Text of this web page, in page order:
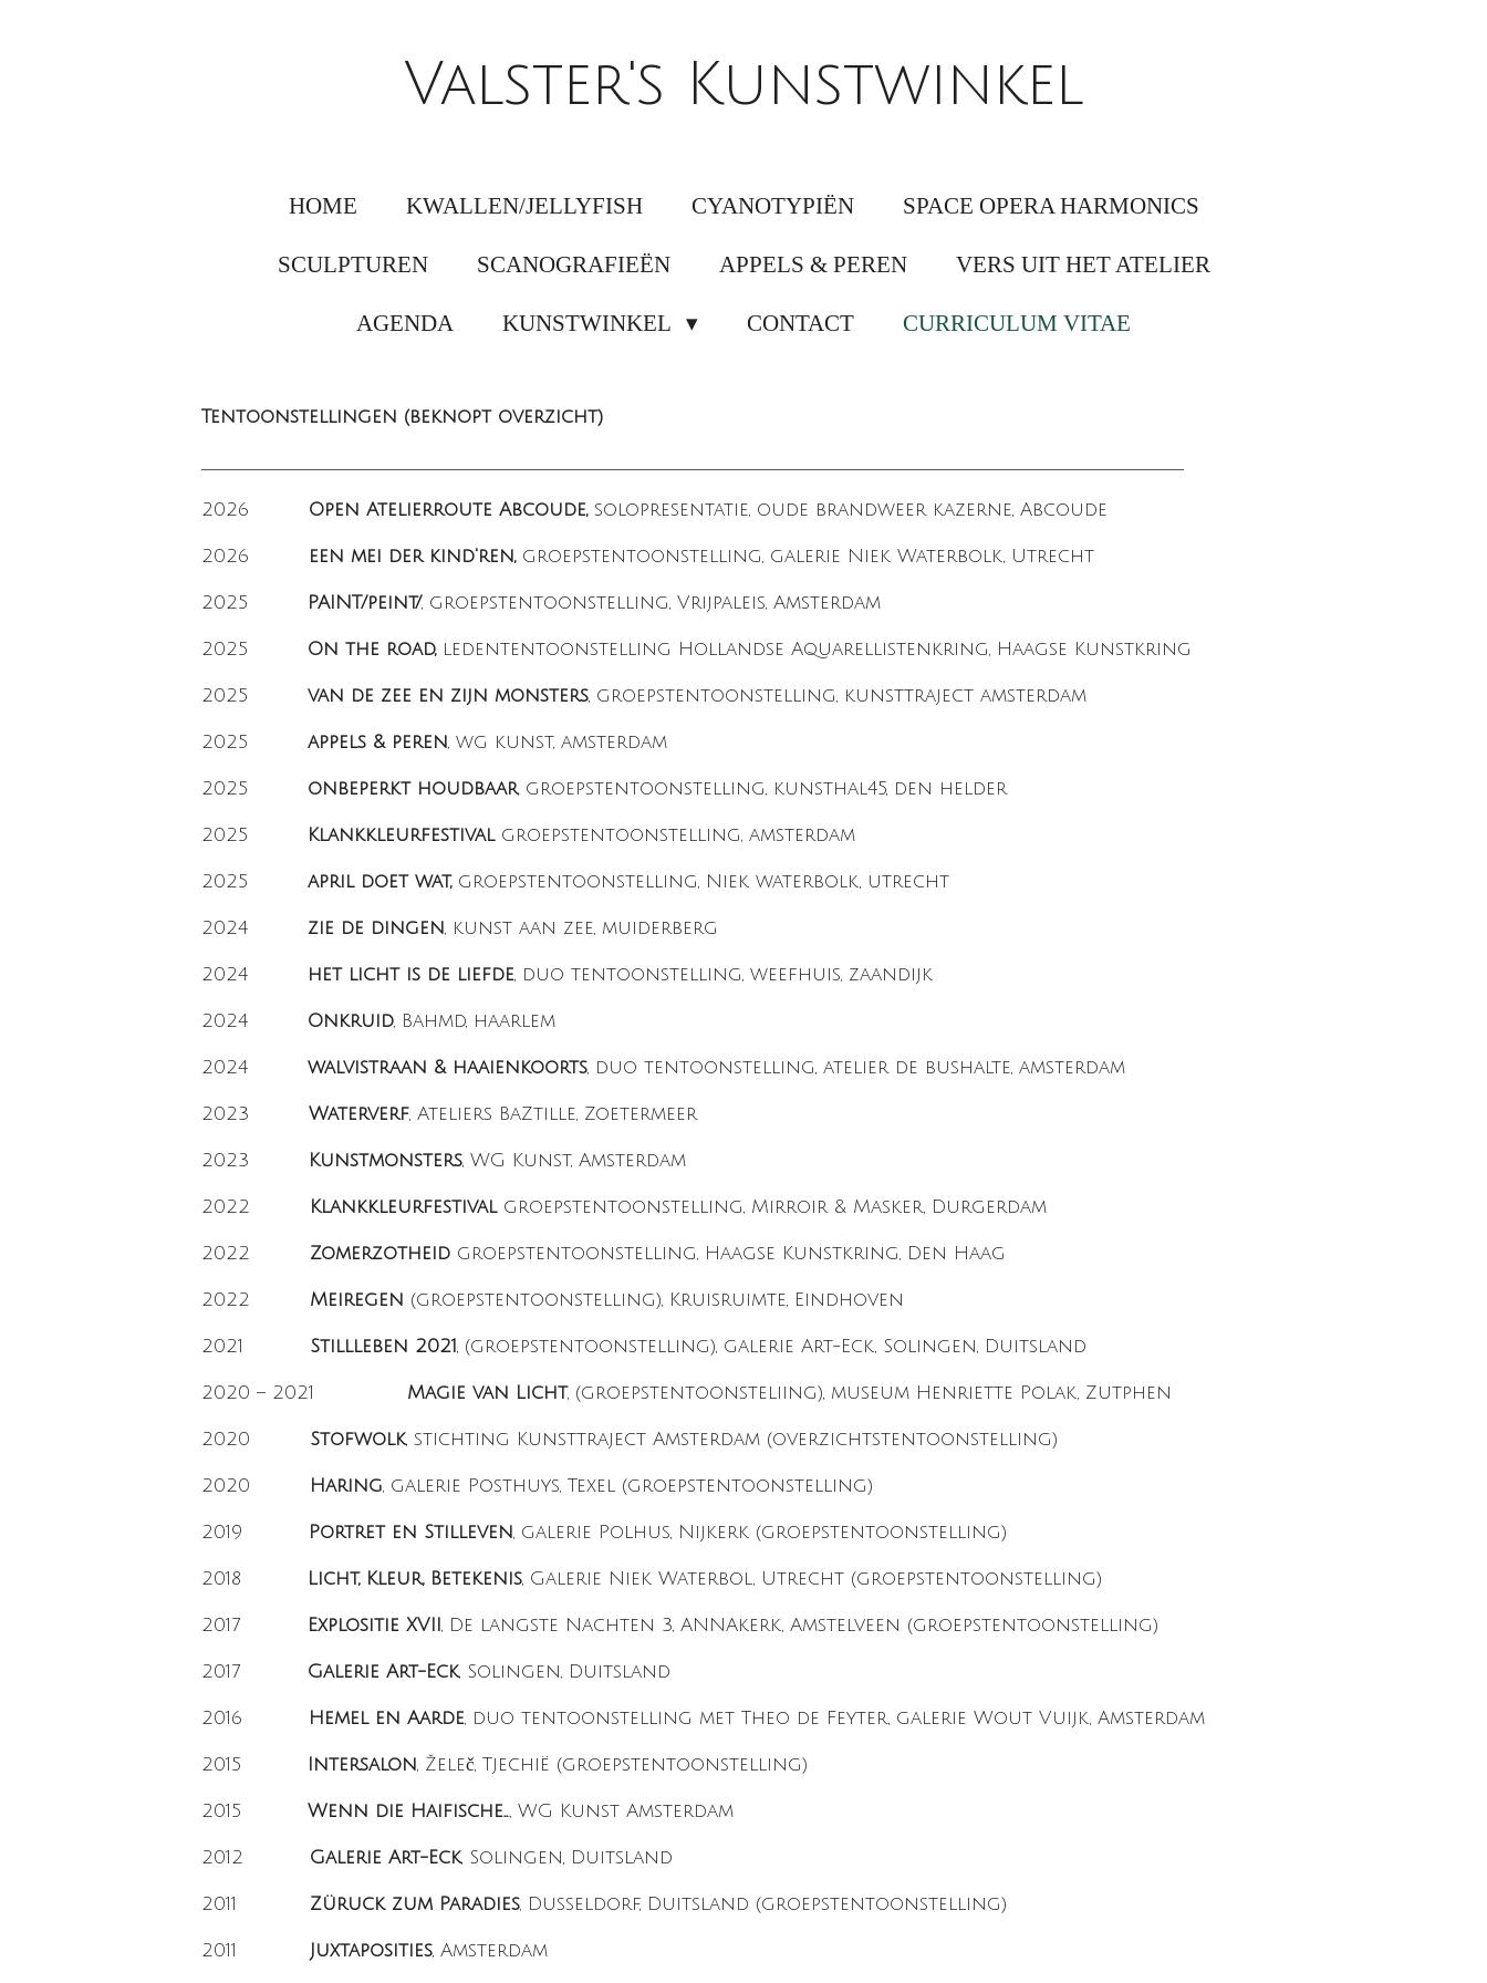
Valster's Kunstwinkel
HOME KWALLEN/JELLYFISH CYANOTYPIËN SPACE OPERA HARMONICS
SCULPTUREN SCANOGRAFIEËN APPELS & PEREN VERS UIT HET ATELIER
AGENDA KUNSTWINKEL CONTACT CURRICULUM VITAE
Tentoonstellingen (beknopt overzicht)
2026 Open Atelierroute Abcoude, solopresentatie, oude brandweer kazerne, Abcoude
2026 een mei der kind'ren, groepstentoonstelling, galerie Niek Waterbolk, Utrecht
2025 PAINT/peint/, groepstentoonstelling, Vrijpaleis, Amsterdam
2025 On the road, ledententoonstelling Hollandse Aquarellistenkring, Haagse Kunstkring
2025 van de zee en zijn monsters, groepstentoonstelling, kunsttraject amsterdam
2025 appels & peren, wg kunst, amsterdam
2025 onbeperkt houdbaar, groepstentoonstelling, kunsthal45, den helder
2025 Klankkleurfestivalgroepstentoonstelling, amsterdam
2025 april doet wat,groepstentoonstelling, Niek waterbolk, utrecht
2024 zie de dingen, kunst aan zee, muiderberg
2024 het licht is de liefde, duo tentoonstelling, weefhuis, zaandijk
2024 Onkruid, Bahmd, haarlem
2024 walvistraan & haaienkoorts, duo tentoonstelling, atelier de bushalte, amsterdam
2023 Waterverf, Ateliers BaZtille, Zoetermeer
2023 Kunstmonsters, WG Kunst, Amsterdam
2022 Klankkleurfestivalgroepstentoonstelling, Mirroir & Masker, Durgerdam
2022 Zomerzotheid groepstentoonstelling, Haagse Kunstkring, Den Haag
2022 Meiregen (groepstentoonstelling), Kruisruimte, Eindhoven
2021 Stillleben 2021, (groepstentoonstelling), galerie Art-Eck, Solingen, Duitsland
2020 – 2021 Magie van Licht, (groepstentoonsteliing), museum Henriette Polak, Zutphen
2020 Stofwolk, stichting Kunsttraject Amsterdam (overzichtstentoonstelling)
2020 Haring, galerie Posthuys, Texel (groepstentoonstelling)
2019 Portret en Stilleven, galerie Polhus, Nijkerk (groepstentoonstelling)
2018 Licht, Kleur, Betekenis, Galerie Niek Waterbol, Utrecht (groepstentoonstelling)
2017 Explositie XVII, De langste Nachten 3, ANNAkerk, Amstelveen (groepstentoonstelling)
2017 Galerie Art-Eck, Solingen, Duitsland
2016 Hemel en Aarde, duo tentoonstelling met Theo de Feyter, galerie Wout Vuijk, Amsterdam
2015 Intersalon, Želeč, Tjechië (groepstentoonstelling)
2015 Wenn die Haifische..., WG Kunst Amsterdam
2012 Galerie Art-Eck, Solingen, Duitsland
2011 Züruck zum Paradies, Dusseldorf, Duitsland (groepstentoonstelling)
2011 Juxtaposities, Amsterdam